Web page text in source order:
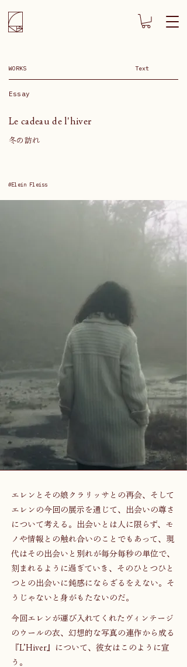
WORKS Text
Essay
Le cadeau de l'hiver
冬の訪れ
#Elein Fleiss
エレンとその娘クラリッサとの再会、そして
エレンの今回の展示を通じて、出会いの尊さ
について考える。出会いとは人に限らず、モ
ノや情報との触れ合いのことでもあって、現
代はその出会いと別れが毎分毎秒の単位で、
刻まれるように過ぎていき、そのひとつひと
つとの出会いに鈍感にならざるをえない。そ
うじゃないと身がもたないのだ。
今回エレンが運び入れてくれたヴィンテージ
のウールの衣、幻想的な写真の連作から成る
『L’Hiver』について、彼女はこのように宣
う。